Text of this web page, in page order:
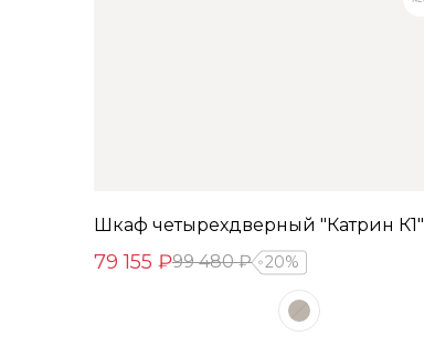
Шкаф четырехдверный "Катрин К1"
79 155 ₽99 480 ₽ 20%